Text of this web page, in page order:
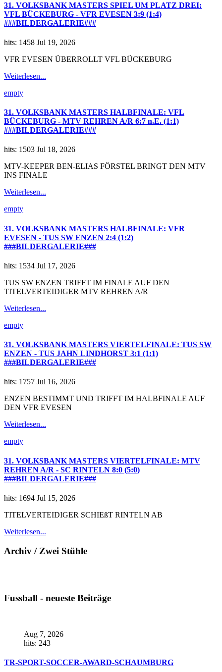
31. VOLKSBANK MASTERS SPIEL UM PLATZ DREI:
VFL BÜCKEBURG - VFR EVESEN 3:9 (1:4)
###BILDERGALERIE###
hits: 1458 Jul 19, 2026
VFR EVESEN ÜBERROLLT VFL BÜCKEBURG
Weiterlesen...
empty
31. VOLKSBANK MASTERS HALBFINALE: VFL
BÜCKEBURG - MTV REHREN A/R 6:7 n.E. (1:1)
###BILDERGALERIE###
hits: 1503 Jul 18, 2026
MTV-KEEPER BEN-ELIAS FÖRSTEL BRINGT DEN MTV
INS FINALE
Weiterlesen...
empty
31. VOLKSBANK MASTERS HALBFINALE: VFR
EVESEN - TUS SW ENZEN 2:4 (1:2)
###BILDERGALERIE###
hits: 1534 Jul 17, 2026
TUS SW ENZEN TRIFFT IM FINALE AUF DEN
TITELVERTEIDIGER MTV REHREN A/R
Weiterlesen...
empty
31. VOLKSBANK MASTERS VIERTELFINALE: TUS SW
ENZEN - TUS JAHN LINDHORST 3:1 (1:1)
###BILDERGALERIE###
hits: 1757 Jul 16, 2026
ENZEN BESTIMMT UND TRIFFT IM HALBFINALE AUF
DEN VFR EVESEN
Weiterlesen...
empty
31. VOLKSBANK MASTERS VIERTELFINALE: MTV
REHREN A/R - SC RINTELN 8:0 (5:0)
###BILDERGALERIE###
hits: 1694 Jul 15, 2026
TITELVERTEIDIGER SCHIEßT RINTELN AB
Weiterlesen...
Archiv / Zwei Stühle
Fussball - neueste Beiträge
Aug 7, 2026
hits: 243
TR-SPORT-SOCCER-AWARD-SCHAUMBURG